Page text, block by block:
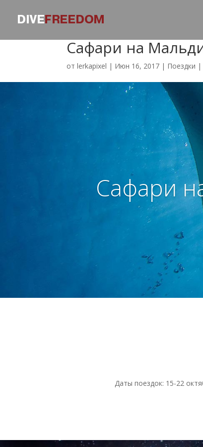
Сафари на
отlerkapixel | Июн 16, 2017 | Поездки |
Сафари
Даты поездок: 15-22